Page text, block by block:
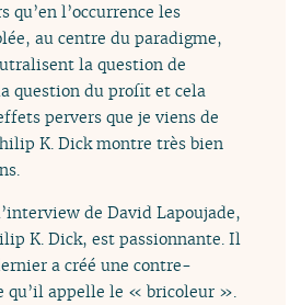
qu’en l’occurrence les
au centre du paradigme,
la question de
question du profit et cela
pervers que je viens de
K. Dick montre très bien
de David Lapoujade,
K. Dick, est passionnante. Il
a créé une contre-
qu’il appelle le « bricoleur ».